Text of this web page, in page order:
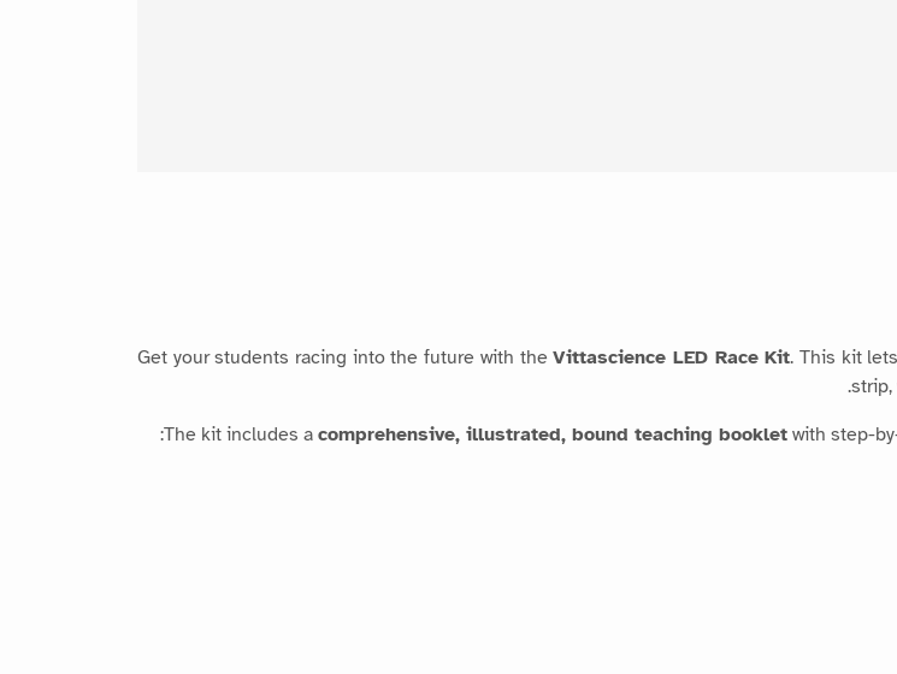
Get your students racing into the future with theVittascience LED Race Kit. This kit
strip,
The kit includes a comprehensive, illustrated, bound teaching booklet with step-